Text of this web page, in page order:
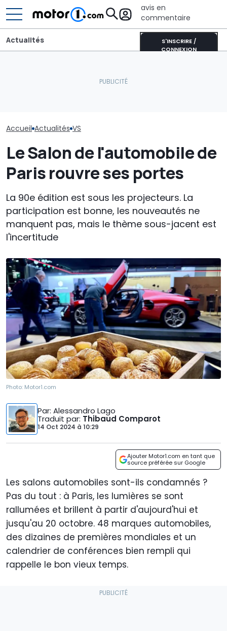
avis en
commentaire
S'INSCRIRE /
CONNEXION
Actualités
Accueil Actualités VS
Le Salon de l'automobile de
Paris rouvre ses portes
La 90e édition est sous les projecteurs. La
participation est bonne, les nouveautés ne
manquent pas, mais le thème sous-jacent est
l'incertitude
Photo: Motor1.com
Par: Alessandro Lago
Traduit par: Thibaud Comparot
14 Oct 2024 à 10:29
Ajouter Motor1.com en tant que
source préférée sur Google
Les salons automobiles sont-ils condamnés ?
Pas du tout : à Paris, les lumières se sont
rallumées et brillent à partir d'aujourd'hui et
jusqu'au 20 octobre. 48 marques automobiles,
des dizaines de premières mondiales et un
calendrier de conférences bien rempli qui
rappelle le bon vieux temps.